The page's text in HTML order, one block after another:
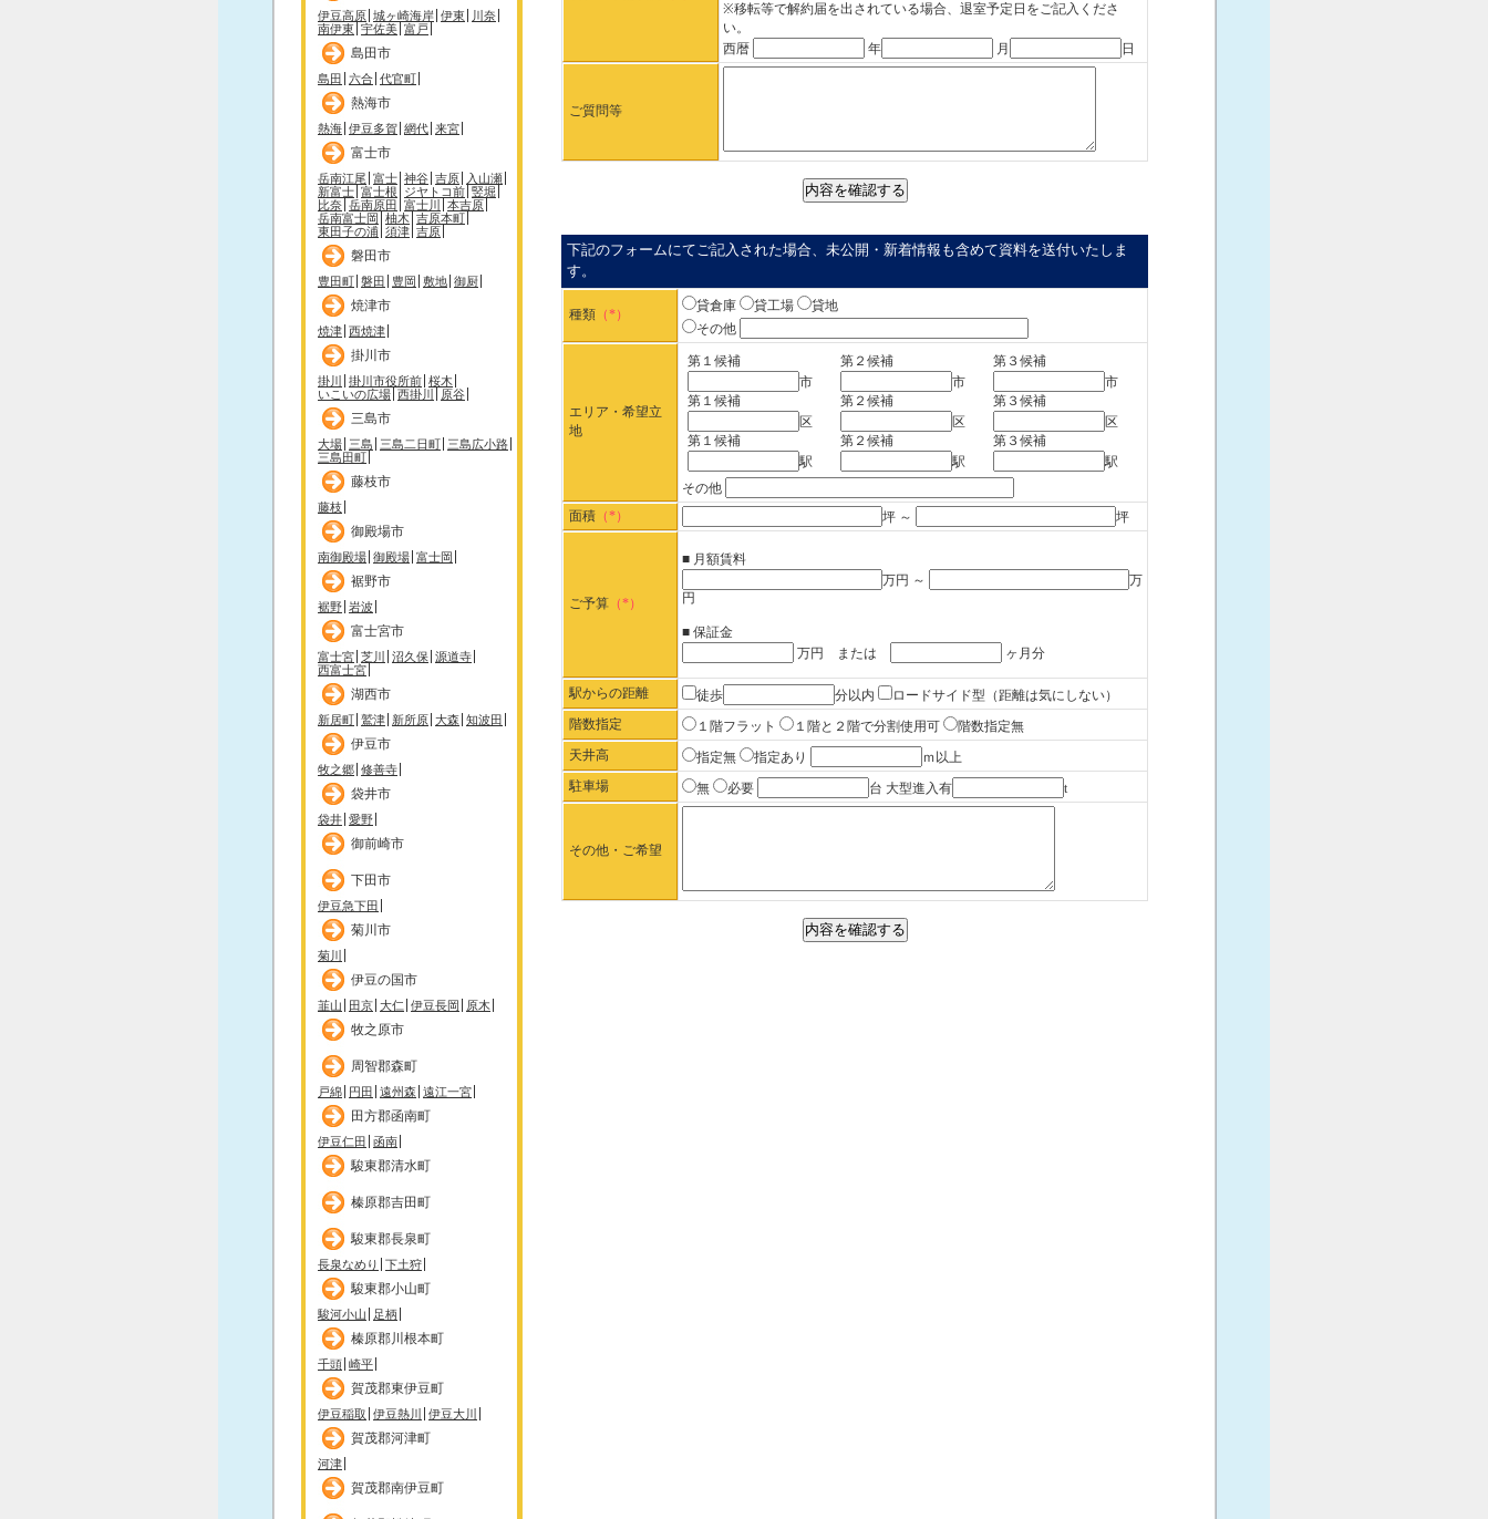
伊豆高原 城ヶ崎海岸 伊東
川奈
南伊東 宇佐美 富戸
島田市
島田 六合 代官町
熱海市
熱海 伊豆多賀 網代 来宮
富士市
岳南江尾 富士 神谷 吉原
入山瀬
新富士 富士根 ジヤトコ前 竪堀
比奈 岳南原田 富士川
本吉原
岳南富士岡 柚木 吉原本町
東田子の浦 須津 吉原
磐田市
豊田町 磐田 豊岡 敷地 御厨
焼津市
焼津 西焼津
掛川市
掛川 掛川市役所前 桜木
いこいの広場 西掛川 原谷
三島市
大場 三島 三島二日町 三島広小路
三島田町
藤枝市
藤枝
御殿場市
南御殿場 御殿場 富士岡
裾野市
裾野 岩波
富士宮市
富士宮 芝川 沼久保 源道寺
西富士宮
湖西市
新居町 鷲津 新所原 大森 知波田
伊豆市
牧之郷 修善寺
袋井市
袋井 愛野
御前崎市
下田市
伊豆急下田
菊川市
菊川
伊豆の国市
韮山 田京 大仁 伊豆長岡 原木
牧之原市
周智郡森町
戸綿 円田 遠州森 遠江一宮
田方郡函南町
伊豆仁田 函南
駿東郡清水町
榛原郡吉田町
駿東郡長泉町
長泉なめり 下土狩
駿東郡小山町
駿河小山 足柄
榛原郡川根本町
千頭 崎平
賀茂郡東伊豆町
伊豆稲取 伊豆熱川 伊豆大川
賀茂郡河津町
河津
賀茂郡南伊豆町
※移転等で解約届を出されている場合、退室予定日をご記入くださ
い。
西暦
年 月 日
ご質問等
下記のフォームにてご記入された場合、未公開・新着情報も含めて資料を送付いたしま
す。
種類 （*）
貸倉庫 貸工場
貸地
その他
エリア・希望立
地
第１候補
市
第１候補
区
第１候補
駅
第２候補
市
第２候補
区
第２候補
駅
第３候補
市
第３候補
区
第３候補
駅
その他
面積 （*） 坪 ～ 坪
ご予算 （*）
■ 月額賃料
万円 ～
万
円
■ 保証金
万円 または
ヶ月分
駅からの距離 徒歩 分以内
ロードサイド型（距離は気にしない）
階数指定
１階フラット １階と２階で分割使用可
階数指定無
天井高
指定無 指定あり
ｍ以上
駐車場
無 必要 台 大型進入有 t
その他・ご希望